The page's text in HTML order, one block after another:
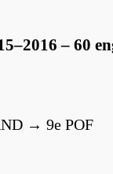
– 60
→ 9e POF